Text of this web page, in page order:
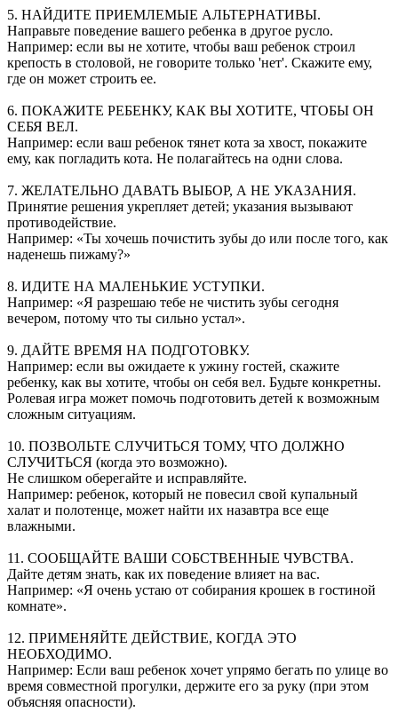
5. НАЙДИТЕ ПРИЕМЛЕМЫЕ АЛЬТЕРНАТИВЫ.
Направьте поведение вашего ребенка в другое русло.
Например: если вы не хотите, чтобы ваш ребенок строил
крепость в столовой, не говорите только 'нет'. Скажите ему,
где он может строить ее.
6. ПОКАЖИТЕ РЕБЕНКУ, КАК ВЫ ХОТИТЕ, ЧТОБЫ ОН
СЕБЯ ВЕЛ.
Например: если ваш ребенок тянет кота за хвост, покажите
ему, как погладить кота. Не полагайтесь на одни слова.
7. ЖЕЛАТЕЛЬНО ДАВАТЬ ВЫБОР, А НЕ УКАЗАНИЯ.
Принятие решения укрепляет детей; указания вызывают
противодействие.
Например: «Ты хочешь почистить зубы до или после того, как
наденешь пижаму?»
8. ИДИТЕ НА МАЛЕНЬКИЕ УСТУПКИ.
Например: «Я разрешаю тебе не чистить зубы сегодня
вечером, потому что ты сильно устал».
9. ДАЙТЕ ВРЕМЯ НА ПОДГОТОВКУ.
Например: если вы ожидаете к ужину гостей, скажите
ребенку, как вы хотите, чтобы он себя вел. Будьте конкретны.
Ролевая игра может помочь подготовить детей к возможным
сложным ситуациям.
10. ПОЗВОЛЬТЕ СЛУЧИТЬСЯ ТОМУ, ЧТО ДОЛЖНО
СЛУЧИТЬСЯ (когда это возможно).
Не слишком оберегайте и исправляйте.
Например: ребенок, который не повесил свой купальный
халат и полотенце, может найти их назавтра все еще
влажными.
11. СООБЩАЙТЕ ВАШИ СОБСТВЕННЫЕ ЧУВСТВА.
Дайте детям знать, как их поведение влияет на вас.
Например: «Я очень устаю от собирания крошек в гостиной
комнате».
12. ПРИМЕНЯЙТЕ ДЕЙСТВИЕ, КОГДА ЭТО
НЕОБХОДИМО.
Например: Если ваш ребенок хочет упрямо бегать по улице во
время совместной прогулки, держите его за руку (при этом
объясняя опасности).